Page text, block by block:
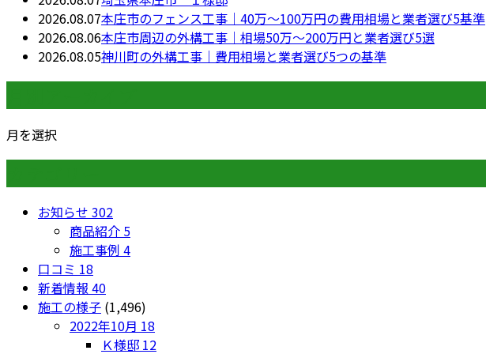
2026.08.07本庄市のフェンス工事｜40万〜100万円の費用相場と業者選び5基準
2026.08.06本庄市周辺の外構工事｜相場50万〜200万円と業者選び5選
2026.08.05神川町の外構工事｜費用相場と業者選び5つの基準
月を選択
お知らせ 302
商品紹介 5
施工事例 4
口コミ 18
新着情報 40
施工の様子 (1,496)
2022年10月 18
Ｋ様邸 12